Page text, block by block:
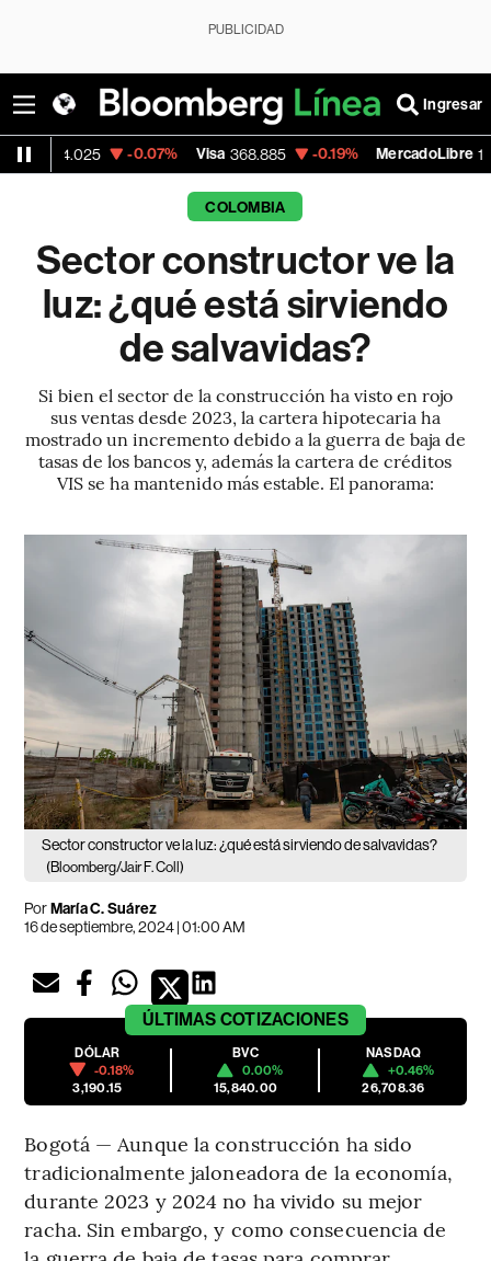
PUBLICIDAD
Ingresar
-0.07% Visa 368.885 -0.19% MercadoLibre 1,931.58
COLOMBIA
Sector constructor ve la
luz: ¿qué está sirviendo
de salvavidas?
Si bien el sector de la construcción ha visto en rojo
sus ventas desde 2023, la cartera hipotecaria ha
mostrado un incremento debido a la guerra de baja de
tasas de los bancos y, además la cartera de créditos
VIS se ha mantenido más estable. El panorama:
Sector constructor ve la luz: ¿qué está sirviendo de salvavidas?
(Bloomberg/Jair F. Coll)
PorMaría C. Suárez
16 de septiembre, 2024 | 01:00 AM
ÚLTIMAS COTIZACIONES
DÓLAR
-0.18%
3,190.15
BVC
0.00%
15,840.00
NASDAQ
+0.46%
26,708.36
Bogotá — Aunque la construcción ha sido
tradicionalmente jaloneadora de la economía,
durante 2023 y 2024 no ha vivido su mejor
racha. Sin embargo, y como consecuencia de